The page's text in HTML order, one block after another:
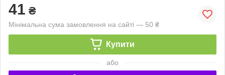
41 ₴
Мінімальна сума замовлення на сайті — 50 ₴
Купити
або